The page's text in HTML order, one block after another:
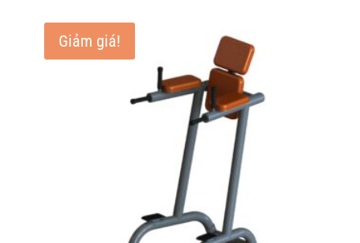
1.155.000 ₫.
Giảm giá!